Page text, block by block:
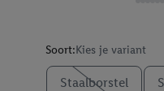
Soort:Kies je variant
Staalborstel